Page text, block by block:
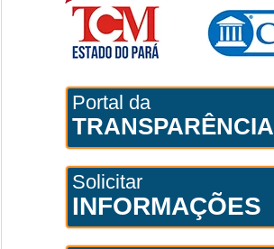
Portal da
TRANSPARÊNCIA
Solicitar
INFORMAÇÕES